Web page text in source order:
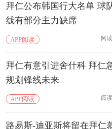
拜仁公布韩国行大名单 球
线有部分主力缺席
APP阅读 阅
拜仁有意引进舍什科 拜仁
规划锋线未来
APP阅读 阅
路易斯-迪亚斯将留在拜仁